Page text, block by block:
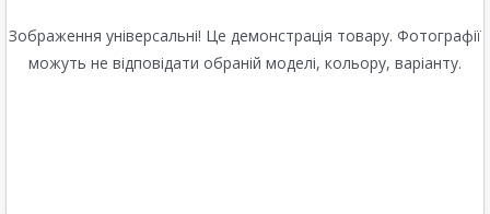
Зображення універсальні! Це демонстрація товару. Фотографії
можуть не відповідати обраній моделі, кольору, варіанту.